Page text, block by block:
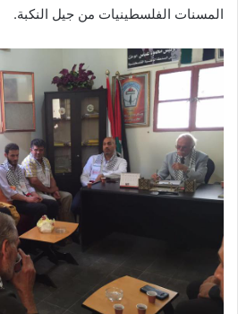
المسنات الفلسطينيات من جيل النكبة.